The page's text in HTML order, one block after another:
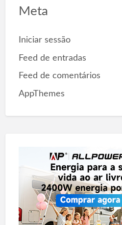
Meta
Iniciar sessão
Feed de entradas
Feed de comentários
AppThemes